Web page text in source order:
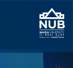
content